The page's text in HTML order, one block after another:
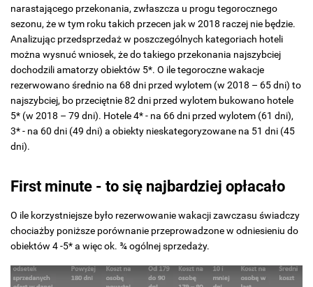
narastającego przekonania, zwłaszcza u progu tegorocznego
sezonu, że w tym roku takich przecen jak w 2018 raczej nie będzie.
Analizując przedsprzedaż w poszczególnych kategoriach hoteli
można wysnuć wniosek, że do takiego przekonania najszybciej
dochodzili amatorzy obiektów 5*. O ile tegoroczne wakacje
rezerwowano średnio na 68 dni przed wylotem (w 2018 – 65 dni) to
najszybciej, bo przeciętnie 82 dni przed wylotem bukowano hotele
5* (w 2018 – 79 dni). Hotele 4* - na 66 dni przed wylotem (61 dni),
3* - na 60 dni (49 dni) a obiekty nieskategoryzowane na 51 dni (45
dni).
First minute - to się najbardziej opłacało
O ile korzystniejsze było rezerwowanie wakacji zawczasu świadczy
chociażby poniższe porównanie przeprowadzone w odniesieniu do
obiektów 4 -5* a więc ok. ¾ ogólnej sprzedaży.